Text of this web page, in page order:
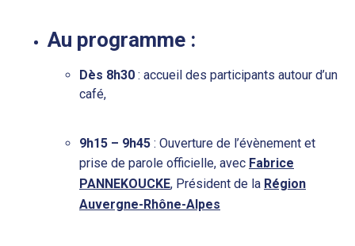
Au programme :
Dès 8h30 : accueil des participants autour d’un
café,
9h15 – 9h45 : Ouverture de l’évènement et
prise de parole officielle, avec Fabrice
PANNEKOUCKE, Président de la Région
Auvergne-Rhône-Alpes